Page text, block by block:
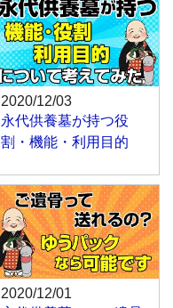
2020/12/03
永代供養墓が持つ役
割・機能・利用目的
2020/12/01